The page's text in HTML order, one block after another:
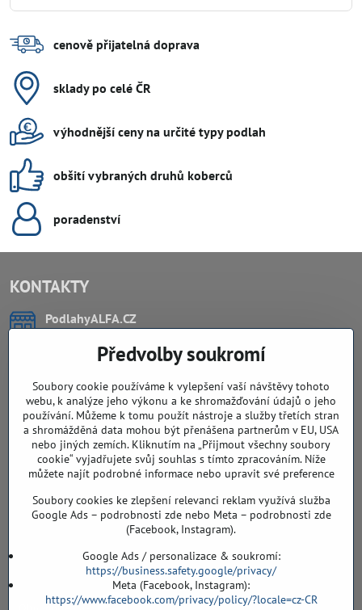
cenově přijatelná doprava
sklady po celé ČR
výhodnější ceny na určité typy podlah
obšití vybraných druhů koberců
poradenství
KONTAKTY
PodlahyALFA​.CZ
Záříčí, ev.č. 54
768 11 Chropyně
DIČ: CZ8103114129
Sklad, vzorkovna PO TELEFONICKÉ DOMLUVĚ
Záříčí ev. č. 54
768 11 Chropyně
608 855 055
podlahyALFA​@seznam​.cz
Předvolby soukromí
Soubory cookie používáme k vylepšení vaší návštěvy tohoto
webu, k analýze jeho výkonu a ke shromažďování údajů o jeho
používání. Můžeme k tomu použít nástroje a služby třetích stran
a shromážděná data mohou být přenášena partnerům v EU, USA
nebo jiných zemích. Kliknutím na „Přijmout všechny soubory
cookie“ vyjadřujete svůj souhlas s tímto zpracováním. Níže
můžete najít podrobné informace nebo upravit své preference
Soubory cookies ke zlepšení relevanci reklam využívá služba
Google Ads – podrobnosti zde nebo Meta – podrobnosti zde
(Facebook, Instagram).
Google Ads / personalizace & soukromí:
https://business.safety.google/privacy/
Meta (Facebook, Instagram):
https://www.facebook.com/privacy/policy/?locale=cz-CR